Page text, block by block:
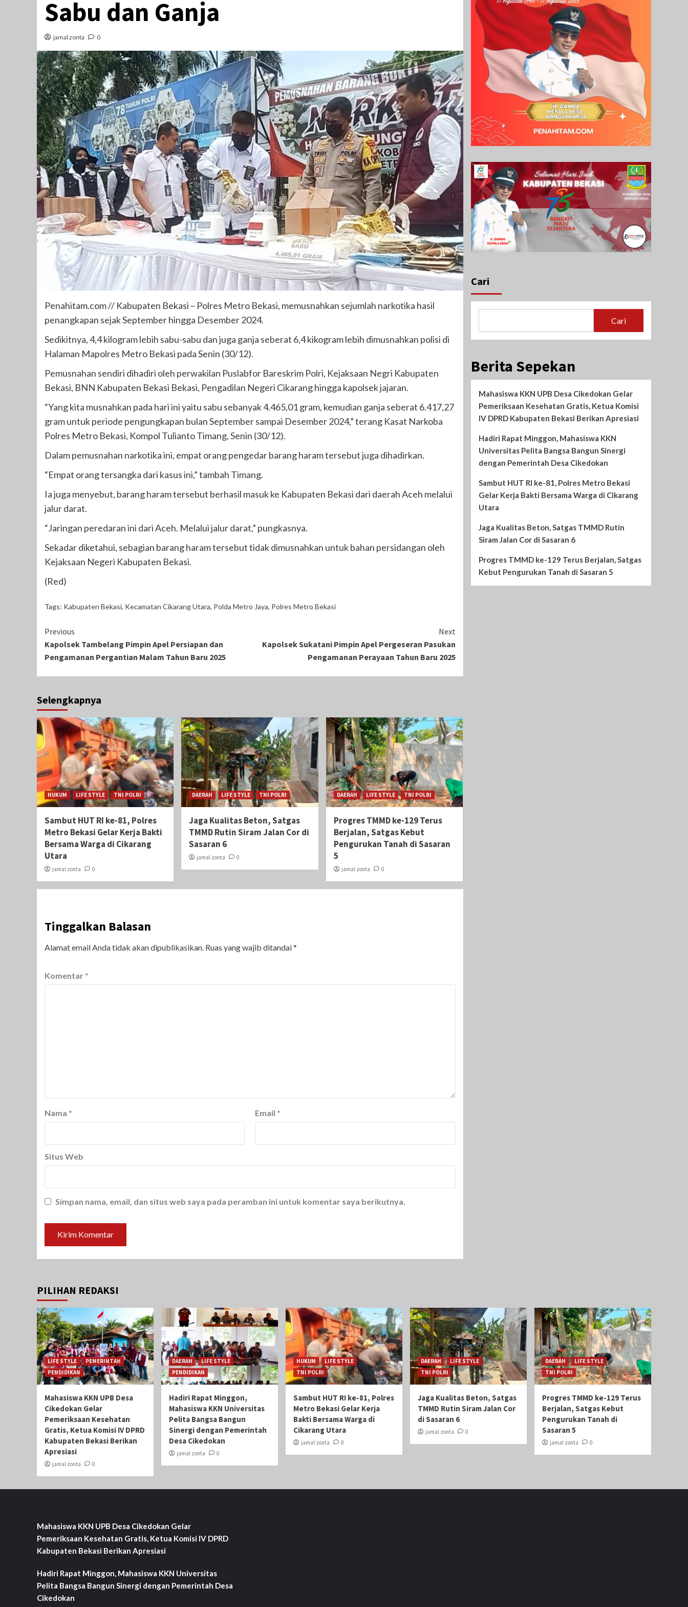
Sabu dan Ganja
jamal zonta 0
Penahitam.com // Kabupaten Bekasi – Polres Metro Bekasi, memusnahkan sejumlah narkotika hasil
penangkapan sejak September hingga Desember 2024.
Sedikitnya, 4,4 kilogram lebih sabu-sabu dan juga ganja seberat 6,4 kikogram lebih dimusnahkan polisi di
Halaman Mapolres Metro Bekasi pada Senin (30/12).
Pemusnahan sendiri dihadiri oleh perwakilan Puslabfor Bareskrim Polri, Kejaksaan Negri Kabupaten
Bekasi, BNN Kabupaten Bekasi Bekasi, Pengadilan Negeri Cikarang hingga kapolsek jajaran.
“Yang kita musnahkan pada hari ini yaitu sabu sebanyak 4.465,01 gram, kemudian ganja seberat 6.417,27
gram untuk periode pengungkapan bulan September sampai Desember 2024,” terang Kasat Narkoba
Polres Metro Bekasi, Kompol Tulianto Timang, Senin (30/12).
Dalam pemusnahan narkotika ini, empat orang pengedar barang haram tersebut juga dihadirkan.
“Empat orang tersangka dari kasus ini,” tambah Timang.
Ia juga menyebut, barang haram tersebut berhasil masuk ke Kabupaten Bekasi dari daerah Aceh melalui
jalur darat.
“Jaringan peredaran ini dari Aceh. Melalui jalur darat,” pungkasnya.
Sekadar diketahui, sebagian barang haram tersebut tidak dimusnahkan untuk bahan persidangan oleh
Kejaksaan Negeri Kabupaten Bekasi.
(Red)
Tags: Kabupaten Bekasi, Kecamatan Cikarang Utara, Polda Metro Jaya, Polres Metro Bekasi
Continue
Reading
Previous
Kapolsek Tambelang Pimpin Apel Persiapan dan
Pengamanan Pergantian Malam Tahun Baru 2025
Next
Kapolsek Sukatani Pimpin Apel Pergeseran Pasukan
Pengamanan Perayaan Tahun Baru 2025
Selengkapnya
HUKUM LIFE STYLE TNI POLRI
Sambut HUT RI ke-81, Polres
Metro Bekasi Gelar Kerja Bakti
Bersama Warga di Cikarang
Utara
jamal zonta 0
DAERAH LIFE STYLE TNI POLRI
Jaga Kualitas Beton, Satgas
TMMD Rutin Siram Jalan Cor di
Sasaran 6
jamal zonta 0
DAERAH LIFE STYLE TNI POLRI
Progres TMMD ke-129 Terus
Berjalan, Satgas Kebut
Pengurukan Tanah di Sasaran
5
jamal zonta 0
Tinggalkan Balasan
Alamat email Anda tidak akan dipublikasikan. Ruas yang wajib ditandai*
Komentar *
Nama * Email *
Situs Web
Simpan nama, email, dan situs web saya pada peramban ini untuk komentar saya berikutnya.
Cari
Cari
Berita Sepekan
Mahasiswa KKN UPB Desa Cikedokan Gelar
Pemeriksaan Kesehatan Gratis, Ketua Komisi
IV DPRD Kabupaten Bekasi Berikan Apresiasi
Hadiri Rapat Minggon, Mahasiswa KKN
Universitas Pelita Bangsa Bangun Sinergi
dengan Pemerintah Desa Cikedokan
Sambut HUT RI ke-81, Polres Metro Bekasi
Gelar Kerja Bakti Bersama Warga di Cikarang
Utara
Jaga Kualitas Beton, Satgas TMMD Rutin
Siram Jalan Cor di Sasaran 6
Progres TMMD ke-129 Terus Berjalan, Satgas
Kebut Pengurukan Tanah di Sasaran 5
PILIHAN REDAKSI
LIFE STYLE
PEMERINTAH
PENDIDIKAN
Mahasiswa KKN UPB Desa
Cikedokan Gelar
Pemeriksaan Kesehatan
Gratis, Ketua Komisi IV DPRD
Kabupaten Bekasi Berikan
Apresiasi
jamal zonta 0
DAERAH
LIFE STYLE
PENDIDIKAN
Hadiri Rapat Minggon,
Mahasiswa KKN Universitas
Pelita Bangsa Bangun
Sinergi dengan Pemerintah
Desa Cikedokan
jamal zonta 0
HUKUM
LIFE STYLE
TNI POLRI
Sambut HUT RI ke-81, Polres
Metro Bekasi Gelar Kerja
Bakti Bersama Warga di
Cikarang Utara
jamal zonta 0
DAERAH
LIFE STYLE
TNI POLRI
Jaga Kualitas Beton, Satgas
TMMD Rutin Siram Jalan Cor
di Sasaran 6
jamal zonta 0
DAERAH
LIFE STYLE
TNI POLRI
Progres TMMD ke-129 Terus
Berjalan, Satgas Kebut
Pengurukan Tanah di
Sasaran 5
jamal zonta 0
Mahasiswa KKN UPB Desa Cikedokan Gelar
Pemeriksaan Kesehatan Gratis, Ketua Komisi IV DPRD
Kabupaten Bekasi Berikan Apresiasi
Hadiri Rapat Minggon, Mahasiswa KKN Universitas
Pelita Bangsa Bangun Sinergi dengan Pemerintah Desa
Cikedokan